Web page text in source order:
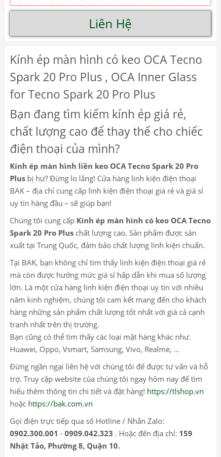
Liên Hệ
Kính ép màn hình có keo OCA Tecno
Spark 20 Pro Plus , OCA Inner Glass
for Tecno Spark 20 Pro Plus
Bạn đang tìm kiếm kính ép giá rẻ,
chất lượng cao để thay thế cho chiếc
điện thoại của mình?
Kính ép màn hình liền keo OCA Tecno Spark 20 Pro
Plus bị hư? Đừng lo lắng! Cửa hàng linh kiện điện thoại
BAK – địa chỉ cung cấp linh kiện điện thoại giá rẻ và giá sỉ
uy tín hàng đầu – sẽ giúp bạn!
Chúng tôi cung cấp Kính ép màn hình có keo OCA Tecno
Spark 20 Pro Plus chất lượng cao. Sản phẩm được sản
xuất tại Trung Quốc, đảm bảo chất lượng linh kiện chuẩn.
Tại BAK, bạn không chỉ tìm thấy linh kiện điện thoại giá rẻ
mà còn được hưởng mức giá sỉ hấp dẫn khi mua số lượng
lớn. Là một cửa hàng linh kiện điện thoại uy tín với nhiều
năm kinh nghiệm, chúng tôi cam kết mang đến cho khách
hàng những sản phẩm chất lượng tốt nhất với giá cả cạnh
tranh nhất trên thị trường.
Bạn cũng có thể tìm thấy các loại mặt hàng khác như.
Huawei, Oppo, Vsmart, Samsung, Vivo, Realme, ...
Đừng ngần ngại liên hệ với chúng tôi để được tư vấn và hỗ
trợ. Truy cập website của chúng tôi ngay hôm nay để tìm
hiểu thêm thông tin chi tiết và đặt hàng! https://tlshop.vn
hoặc https://bak.com.vn
Gọi điện trực tiếp qua số Hotline / Nhắn Zalo:
0902.300.001 - 0909.042.323 . Hoặc đến địa chỉ: 159
Nhật Tảo, Phường 8, Quận 10.